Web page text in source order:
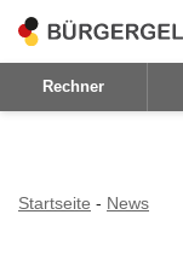
Zum
Inhalt
Rechner
Startseite - News